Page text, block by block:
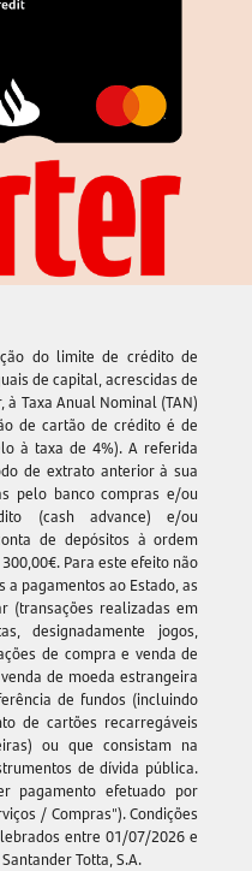
do limite de crédito de
de capital, acrescidas de
Taxa Anual Nominal (TAN)
de cartão de crédito é de
à taxa de 4%). A referida
de extrato anterior à sua
pelo banco compras e/ou
(cash advance) e/ou
de depósitos à ordem
Para este efeito não
pagamentos ao Estado, as
(transações realizadas em
designadamente jogos,
de compra e venda de
de moeda estrangeira
de fundos (incluindo
de cartões recarregáveis
ou que consistam na
de dívida pública.
pagamento efetuado por
/ Compras"). Condições
entre 01/07/2026 e
Totta, S.A.